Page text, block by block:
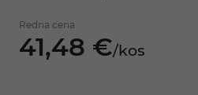
Redna cena
41,48 €/kos